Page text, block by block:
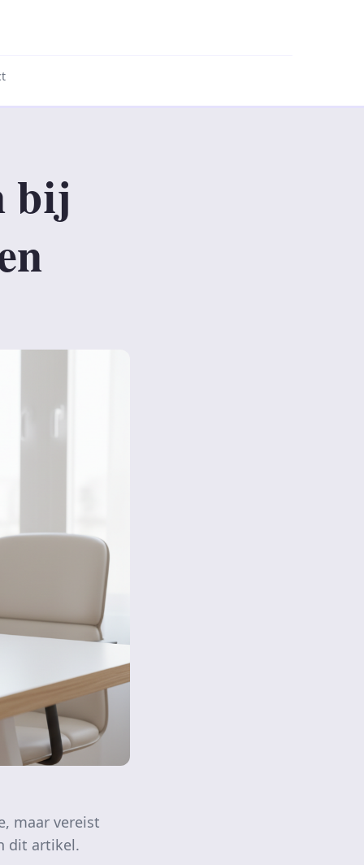
bij
maar vereist
dit artikel.